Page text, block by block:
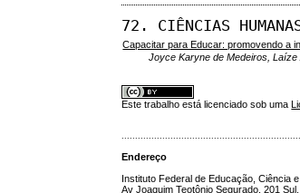
72. CIÊNCIAS
Capacitar para Educar: promovendo a
Joyce Karyne de Medeiros,
Este trabalho está licenciado sob uma
Endereço
Instituto Federal de Educação, Ciência
Av Joaquim Teotônio Segurado, 201